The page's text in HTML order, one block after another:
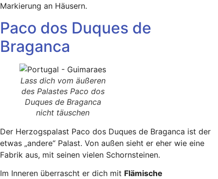
Markierung an Häusern.
Paco dos Duques de
Braganca
Lass dich vom äußeren
des Palastes Paco dos
Duques de Braganca
nicht täuschen
Der Herzogspalast Paco dos Duques de Braganca ist der
etwas „andere“ Palast. Von außen sieht er eher wie eine
Fabrik aus, mit seinen vielen Schornsteinen.
Im Inneren überrascht er dich mit Flämische